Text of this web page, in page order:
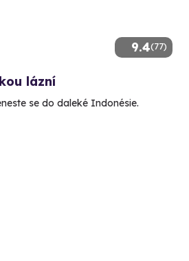
9.4(77)
lázní
se do daleké Indonésie.